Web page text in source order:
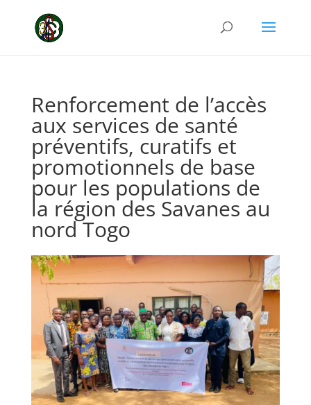
Renforcement de l’accès
aux services de santé
préventifs, curatifs et
promotionnels de base
pour les populations de
la région des Savanes au
nord Togo